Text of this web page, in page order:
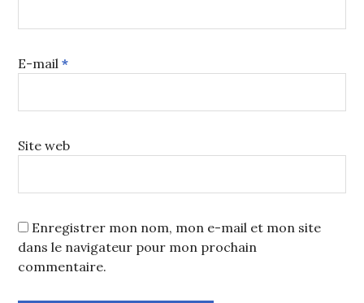
E-mail*
Site web
Enregistrer mon nom, mon e-mail et mon site
dans le navigateur pour mon prochain
commentaire.